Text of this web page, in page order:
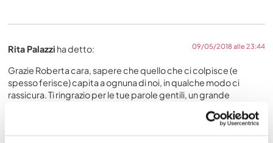
Rita Palazzi ha detto: 09/05/2018 alle 23:44
Grazie Roberta cara, sapere che quello che ci colpisce (e
spesso ferisce) capita a ognuna di noi, in qualche modo ci
rassicura. Ti ringrazio per le tue parole gentili, un grande